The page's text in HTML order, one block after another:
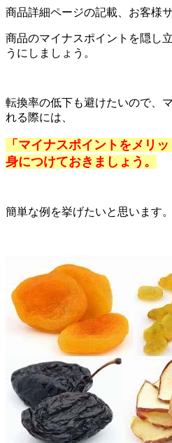
商品詳細ページの記載、お客様
商品のマイナスポイントを隠し
うにしましょう。
転換率の低下も避けたいので、
れる際には、
「マイナスポイントをメリ
身につけておきましょう。
簡単な例を挙げたいと思います。